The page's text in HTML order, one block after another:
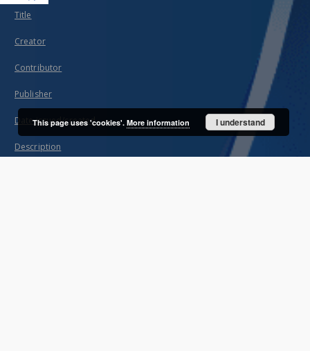
Title
Creator
Contributor
Publisher
Date issued/created
Description
This page uses 'cookies'. More information I understand